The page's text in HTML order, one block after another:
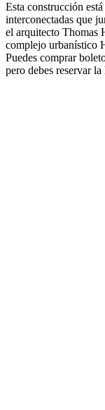
Esta construcción
interconectadas que
el arquitecto Thomas
complejo urbanístico
Puedes comprar
pero debes reservar